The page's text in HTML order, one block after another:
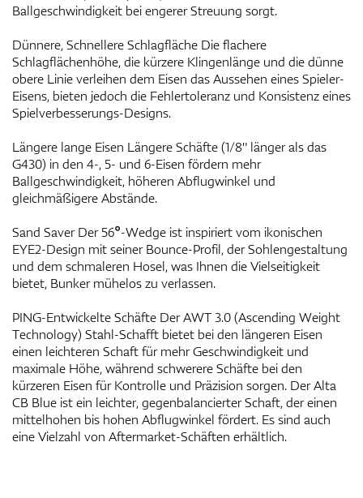
Ballgeschwindigkeit bei engerer Streuung sorgt.
Dünnere, Schnellere Schlagfläche Die flachere
Schlagflächenhöhe, die kürzere Klingenlänge und die dünne
obere Linie verleihen dem Eisen das Aussehen eines Spieler-
Eisens, bieten jedoch die Fehlertoleranz und Konsistenz eines
Spielverbesserungs-Designs.
Längere lange Eisen Längere Schäfte (1/8" länger als das
G430) in den 4-, 5- und 6-Eisen fördern mehr
Ballgeschwindigkeit, höheren Abflugwinkel und
gleichmäßigere Abstände.
Sand Saver Der 56°-Wedge ist inspiriert vom ikonischen
EYE2-Design mit seiner Bounce-Profil, der Sohlengestaltung
und dem schmaleren Hosel, was Ihnen die Vielseitigkeit
bietet, Bunker mühelos zu verlassen.
PING-Entwickelte Schäfte Der AWT 3.0 (Ascending Weight
Technology) Stahl-Schafft bietet bei den längeren Eisen
einen leichteren Schaft für mehr Geschwindigkeit und
maximale Höhe, während schwerere Schäfte bei den
kürzeren Eisen für Kontrolle und Präzision sorgen. Der Alta
CB Blue ist ein leichter, gegenbalancierter Schaft, der einen
mittelhohen bis hohen Abflugwinkel fördert. Es sind auch
eine Vielzahl von Aftermarket-Schäften erhältlich.